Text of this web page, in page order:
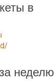
в
неделю